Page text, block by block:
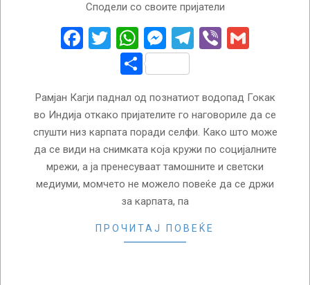
Сподели со своите пријатели
Facebook
Twitter
WhatsApp
Messenger
Telegram
Viber
Share
Рамјан Кагји паднал од познатиот водопад Гокак
во Индија откако пријателите го наговориле да се
спушти низ карпата поради селфи. Како што може
да се види на снимката која кружи по социјалните
мрежи, а ја пренесуваат тамошните и светски
медиуми, момчето не можело повеќе да се држи
за карпата, па
ПРОЧИТАЈ ПОВЕЌЕ